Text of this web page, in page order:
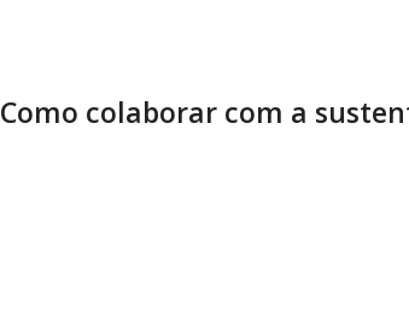
Como colaborar com a